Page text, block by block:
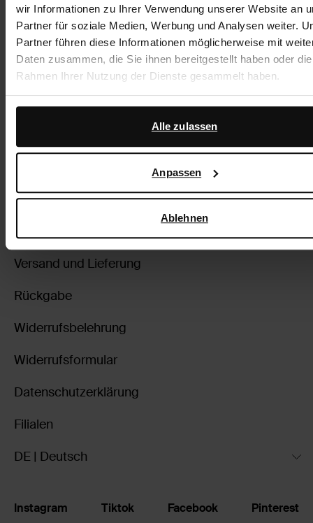
wir Informationen zu Ihrer Verwendung unserer Website an
Partner für soziale Medien, Werbung und Analysen weiter.
Partner führen diese Informationen möglicherweise mit
Daten zusammen, die Sie ihnen bereitgestellt haben oder
Rahmen Ihrer Nutzung der Dienste gesammelt haben.
Darüber hinaus arbeiten wir mit Google zu Werbe- und
Messzwecken zusammen. Weitere Informationen darüber,
Google Ihre personenbezogenen Daten verwendet, finden
Alle zulassen
Anpassen
Ablehnen
Produktdetails
Lieferung & Rücksendung
Über Sacha
Versand und Lieferung
Rückgabe
Widerrufsbelehrung
Widerrufsformular
Datenschutzerklärung
Filialen
DE | Deutsch
Instagram Tiktok Facebook Pinterest